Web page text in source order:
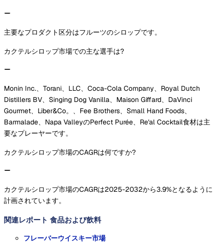
主要なプロダクト区分はフルーツのシロップです。
カクテルシロップ市場での主な選手は?
Monin Inc.、Torani、LLC、Coca-Cola Company、Royal Dutch
Distillers BV、Singing Dog Vanilla、Maison Giffard、DaVinci
Gourmet、Liber&Co。、Fee Brothers、Small Hand Foods、
Barmalade、Napa ValleyのPerfect Purée、Re'al Cocktail食材は主
要なプレーヤーです。
カクテルシロップ市場のCAGRは何ですか?
カクテルシロップ市場のCAGRは2025-2032から3.9%となるように
計画されています。
関連レポート 食品および飲料
フレーバーウイスキー市場